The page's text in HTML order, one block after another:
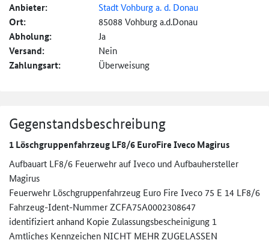
Anbieter: Stadt Vohburg a. d. Donau
Ort: 85088 Vohburg a.d.Donau
Abholung: Ja
Versand: Nein
Zahlungsart: Überweisung
Gegenstandsbeschreibung
1 Löschgruppenfahrzeug LF8/6 EuroFire Iveco Magirus
Aufbauart LF8/6 Feuerwehr auf Iveco und Aufbauhersteller
Magirus
Feuerwehr Löschgruppenfahrzeug Euro Fire Iveco 75 E 14 LF8/6
Fahrzeug-Ident-Nummer ZCFA75A0002308647
identifiziert anhand Kopie Zulassungsbescheinigung 1
Amtliches Kennzeichen NICHT MEHR ZUGELASSEN